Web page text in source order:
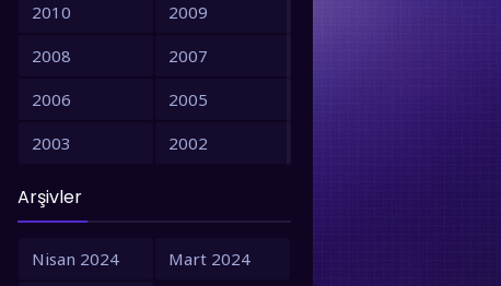
2010
2009
2008
2007
2006
2005
2003
2002
2001
Arşivler
Nisan 2024
Mart 2024